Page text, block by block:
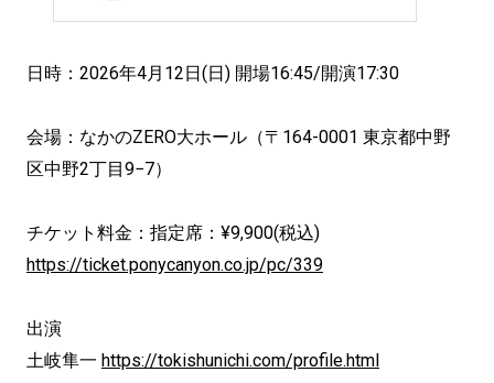
日時：2026年4月12日(日) 開場16:45/開演17:30
会場：なかのZERO大ホール（〒164-0001 東京都中野
区中野2丁目9−7）
チケット料金：指定席：¥9,900(税込)
https://ticket.ponycanyon.co.jp/pc/339
出演
土岐隼一 https://tokishunichi.com/profile.html